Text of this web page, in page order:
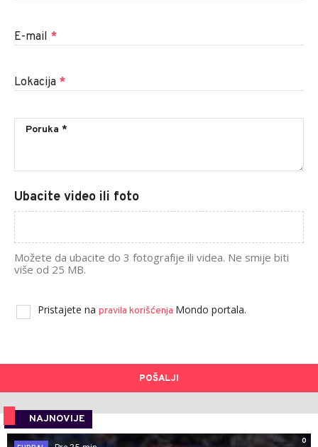
E-mail *
Lokacija *
Ubacite video ili foto
Možete da ubacite do 3 fotografije ili videa. Ne smije biti
više od 25 MB.
Pristajete na pravila korišćenja Mondo portala.
POŠALJI
NAJNOVIJE
0